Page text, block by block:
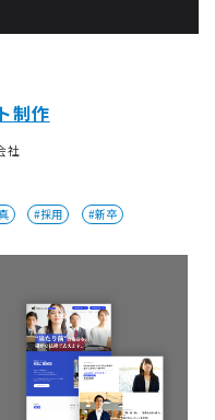
制作
社
#採用 #新卒